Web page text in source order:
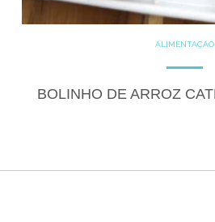
ALIMENTAÇÃO
GLUTEN FREE
BOLINHO DE ARROZ